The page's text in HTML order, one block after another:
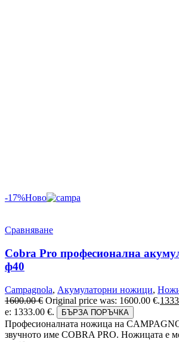
-17%Ново
Сравняване
Cobra Pro професионална
ф40
Campagnola, Акумулаторни ножици,
1600.00€ Original price was: 1600.00 €.
е: 1333.00 €.
БЪРЗА ПОРЪЧКА
Професионалната ножица на
звучното име COBRA PRO. Ножицата е